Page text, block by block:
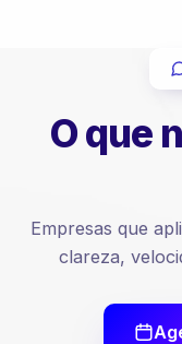
O que
Empresas que
clareza,